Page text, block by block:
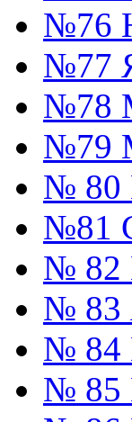
№76
№77
№78
№79
№ 80
№81
№ 82
№ 83
№ 84
№ 85